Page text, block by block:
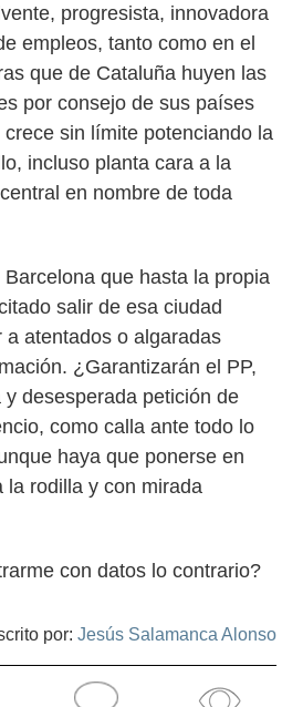
progresista, innovadora
empleos, tanto como en el
que de Cataluña huyen las
por consejo de sus países
sin límite potenciando la
incluso planta cara a la
en nombre de toda
que hasta la propia
salir de esa ciudad
atentados o algaradas
¿Garantizarán el PP,
desesperada petición de
como calla ante todo lo
haya que ponerse en
la rodilla y con mirada
con datos lo contrario?
por: Jesús Salamanca Alonso